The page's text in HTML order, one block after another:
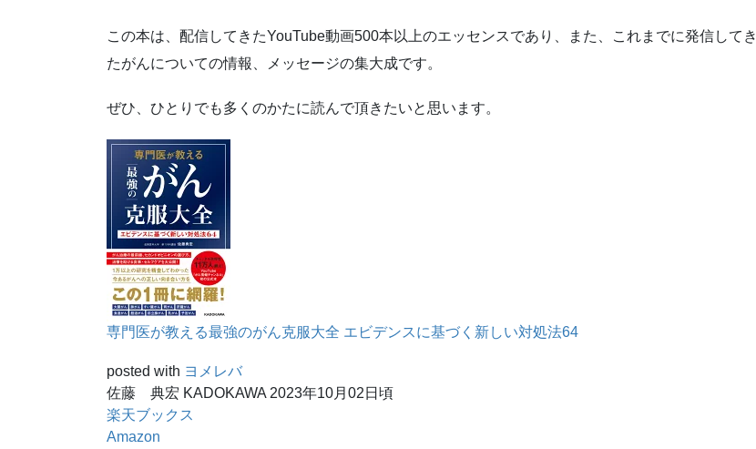
この本は、配信してきたYouTube動画500本以上のエッセンスであり、また、これまでに発信してき
たがんについての情報、メッセージの集大成です。
ぜひ、ひとりでも多くのかたに読んで頂きたいと思います。
専門医が教える最強のがん克服大全 エビデンスに基づく新しい対処法64
posted with ヨメレバ
佐藤 典宏 KADOKAWA 2023年10月02日頃
楽天ブックス
Amazon